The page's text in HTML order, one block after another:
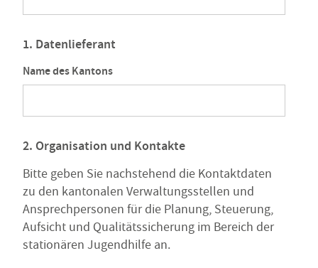
1. Datenlieferant
Name des Kantons
2. Organisation und Kontakte
Bitte geben Sie nachstehend die Kontaktdaten
zu den kantonalen Verwaltungsstellen und
Ansprechpersonen für die Planung, Steuerung,
Aufsicht und Qualitätssicherung im Bereich der
stationären Jugendhilfe an.